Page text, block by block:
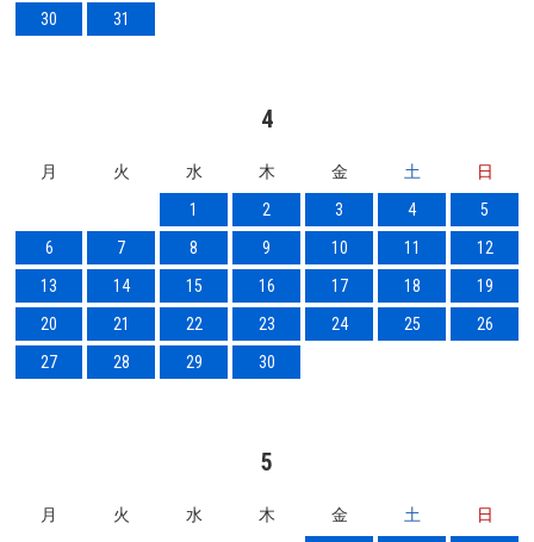
30
31
4
月 火 水 木 金 土
日
1
2 3 4
5
6
7 8 9 10 11
12
13
14 15 16 17 18
19
20
21 22 23 24 25
26
27
28 29 30
5
月 火 水 木 金 土
日